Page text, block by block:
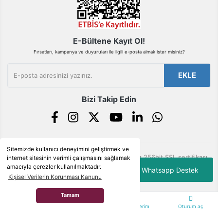
Sitemizde kullanıcı deneyimini geliştirmek ve
internet sitesinin verimli çalışmasını sağlamak
amacıyla çerezler kullanılmaktadır.
Kişisel Verilerin Korunması Kanunu
Tamam
Whatsapp Destek
Siparişlerim Oturum aç
Gönder
E-Bültene Kayıt Ol!
Fırsatları, kampanya ve duyuruları ile ilgili e-posta almak ister misiniz?
EKLE
Bizi Takip Edin
© Tüm hakları saklıdır. Kredi kartı bilgileriniz 256bit SSL sertifikası
ile korunmaktadır.
e-
ile